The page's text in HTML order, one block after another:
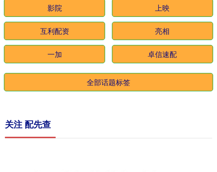
影院 上映
互利配资 亮相
一加 卓信速配
全部话题标签
关注 配先查